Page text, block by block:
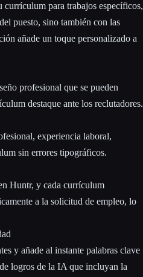
currículum para trabajos específicos,
puesto, sino también con las
añade un toque personalizado a
profesional que se pueden
destaque ante los reclutadores.
experiencia laboral,
sin errores tipográficos.
Huntr, y cada currículum
a la solicitud de empleo, lo
y añade al instante palabras clave
logros de la IA que incluyan la